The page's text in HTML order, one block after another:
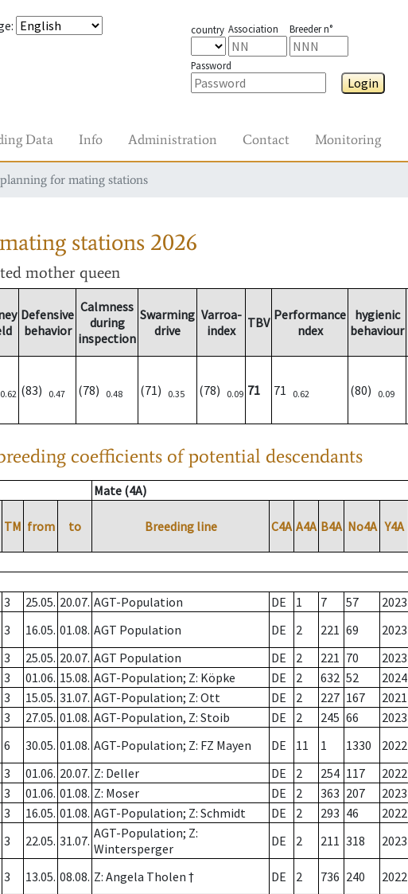
: country Association Breeder n°
Password
Login
Data Info Administration Contact Monitoring
for mating stations
stations 2026
mother queen
Defensive
behavior
Calmness
during
inspection
Swarming
drive
Varroa-
index
TBV Performance
ndex
hygienic
behaviour
0.62 (83) 0.47 (78) 0.48 (71) 0.35 (78) 0.09 71 71 0.62 (80) 0.09
coefficients of potential descendants
Mate (4A)
TM from to Breeding line C4A A4A B4A No4A Y4A
3 25.05. 20.07. AGT-Population DE 1 7 57 2023
3 16.05. 01.08. AGT Population DE 2 221 69 2023
3 25.05. 20.07. AGT Population DE 2 221 70 2023
3 01.06. 15.08. AGT-Population; Z: Köpke DE 2 632 52 2024
3 15.05. 31.07. AGT-Population; Z: Ott DE 2 227 167 2021
3 27.05. 01.08. AGT-Population, Z: Stoib DE 2 245 66 2023
6 30.05. 01.08. AGT-Population; Z: FZ Mayen DE 11 1 1330 2022
3 01.06. 20.07. Z: Deller DE 2 254 117 2022
3 01.06. 01.08. Z: Moser DE 2 363 207 2023
3 16.05. 01.08. AGT-Population; Z: Schmidt DE 2 293 46 2022
3 22.05. 31.07. AGT-Population; Z:
Wintersperger
DE 2 211 318 2023
3 13.05. 08.08. Z: Angela Tholen † DE 2 736 240 2022